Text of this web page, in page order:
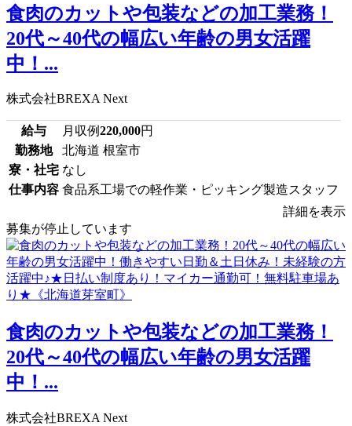
食肉のカットや包装などの加工業務！
20代～40代の幅広い年齢の男女活躍
中！...
株式会社BREXA Next
給与 月収例220,000円
勤務地
北海道 根室市
寮・社宅 なし
仕事内容 食品系工場での軽作業・ピッキング製造スタッフ
詳細を表示
募集が停止しています
食肉のカットや包装などの加工業務！
20代～40代の幅広い年齢の男女活躍
中！...
株式会社BREXA Next